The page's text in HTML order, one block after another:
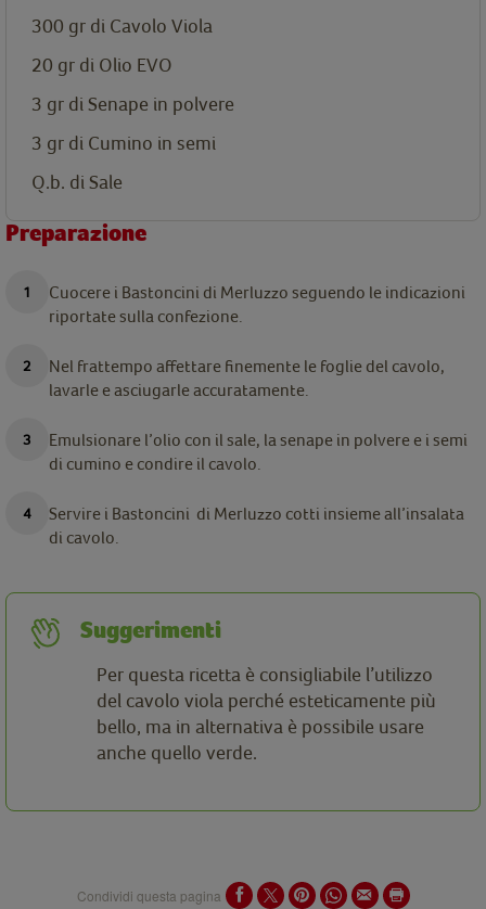
300 gr di Cavolo Viola
20 gr di Olio EVO
3 gr di Senape in polvere
3 gr di Cumino in semi
Q.b. di Sale
Preparazione
Cuocere i Bastoncini di Merluzzo seguendo le indicazioni
riportate sulla confezione.
Nel frattempo affettare finemente le foglie del cavolo,
lavarle e asciugarle accuratamente.
Emulsionare l’olio con il sale, la senape in polvere e i semi
di cumino e condire il cavolo.
Servire i Bastoncini di Merluzzo cotti insieme all’insalata
di cavolo.
Suggerimenti
Per questa ricetta è consigliabile l’utilizzo
del cavolo viola perché esteticamente più
bello, ma in alternativa è possibile usare
anche quello verde.
Condividi questa pagina